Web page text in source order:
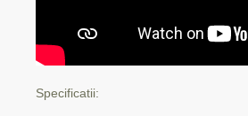
Specificatii: